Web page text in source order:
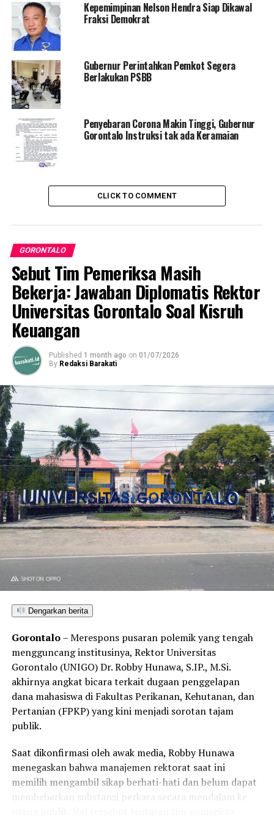
UP NEXT
DPRD Kabgor Bentuk Panja Covid-19
DON'T MISS
Thariq Modanggu: Data Penerima BLT jangan Sampai
Tumpang Tindih
Kepemimpinan Nelson Hendra Siap Dikawal
Fraksi Demokrat
Gubernur Perintahkan Pemkot Segera
Berlakukan PSBB
Penyebaran Corona Makin Tinggi, Gubernur
Gorontalo Instruksi tak ada Keramaian
CLICK TO COMMENT
GORONTALO
Sebut Tim Pemeriksa Masih
Bekerja: Jawaban Diplomatis Rektor
Universitas Gorontalo Soal Kisruh
Keuangan
Published 1 month ago on 01/07/2026
By Redaksi Barakati
Dengarkan berita
Gorontalo– Merespons pusaran polemik yang tengah
mengguncang institusinya, Rektor Universitas
Gorontalo (UNIGO) Dr. Robby Hunawa, S.IP., M.Si.
akhirnya angkat bicara terkait dugaan penggelapan
dana mahasiswa di Fakultas Perikanan, Kehutanan, dan
Pertanian (FPKP) yang kini menjadi sorotan tajam
publik.
Saat dikonfirmasi oleh awak media, Robby Hunawa
menegaskan bahwa manajemen rektorat saat ini
memilih mengambil sikap berhati-hati dan belum dapat
membeberkan substansi perkara secara mendalam ke